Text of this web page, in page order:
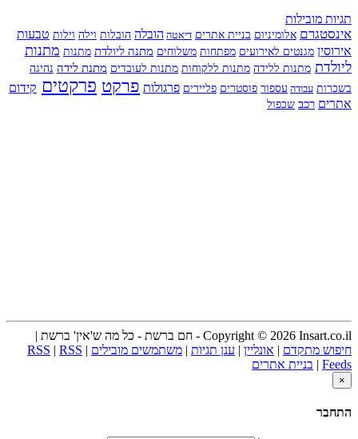
תגיות מובילות
אינסטגרם אלומיניום בניית אתרים דיאטה הובלה הובלות וילה וילות טבעות
אירוסין מגנטים לאירועים מפתחות משלוחים מתנה ליולדת מתנות מתנות
ליולדת מתנות ללידה מתנות ללקוחות מתנות לעובדים מתנת לידה נהיגה
בשכרות עבודה עספור פוסטרים פליירים פרגולות פרקט פרקטים קידום
אתרים רכב שכפול
Copyright © 2026 Insart.co.il - חם ברשת - כל מה ש'אין' ברשת |
חיפוש מתקדם | אונליין | ענן תגיות | משתמשים מובילים |
RSS | RSS
Feeds
| בניית אתרים
×
התחבר